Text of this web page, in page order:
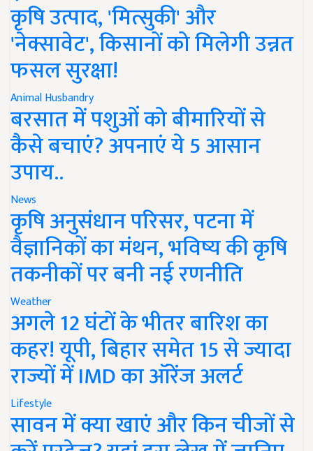
कृषि उत्पाद, 'मित्सुकी' और
'नेक्सावेट', किसानों को मिलेगी उन्नत
फसल सुरक्षा!
Animal Husbandry
बरसात में पशुओं को बीमारियों से
कैसे बचाएं? अपनाएं ये 5 आसान
उपाय..
News
कृषि अनुसंधान परिसर, पटना में
वैज्ञानिकों का मंथन, भविष्य की कृषि
तकनीकों पर बनी नई रणनीति
Weather
अगले 12 घंटों के भीतर बारिश का
कहर! यूपी, बिहार समेत 15 से ज्यादा
राज्यों में IMD का ऑरेंज अलर्ट
Lifestyle
सावन में क्या खाएं और किन चीजों से